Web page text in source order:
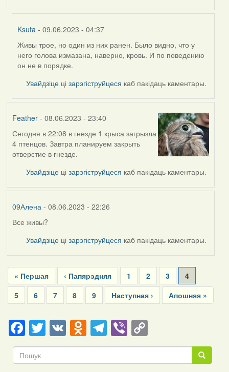
Ksuta - 09.06.2023 - 04:37
In
reply
to
09Алена
Живы трое, но один из них ранен. Было видно, что у
него голова измазана, наверно, кровь. И по поведению
он не в порядке.
Увайдзіце цізарэгіструйцеся каб пакідаць каментары.
Feather- 08.06.2023 - 23:40
Сегодня в 22:08 в гнезде 1 крыса загрызла
4 птенцов. Завтра планируем закрыть
отверстие в гнезде.
Увайдзіце цізарэгіструйцеся каб пакідаць каментары.
09Алена - 08.06.2023 - 22:26
Все живы?
Увайдзіце цізарэгіструйцеся каб пакідаць каментары.
Pagination
First
page
« Першая
Previous
page
‹ Папярэдняя Page
1 Page
2 Page
3
Current
page
4
Page
5 Page
6 Page
7 Page
8 Page
9
Next
page
Наступная ›
Last
page
Апошняя »
Facebook
Twitter
VKOdnoklassniki
Telegram
ViberCopy
Link Пошук
Пошук